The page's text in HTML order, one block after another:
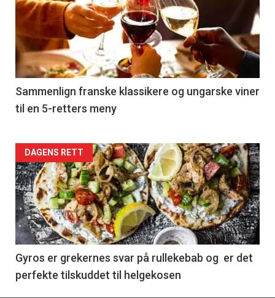
akkurat
nå
-
5
Sammenlign franske klassikere og ungarske viner
til en 5-retters meny
Forsiden
akkurat
nå
-
6
DAGENS RETT
Gyros er grekernes svar på rullekebab og er det
perfekte tilskuddet til helgekosen